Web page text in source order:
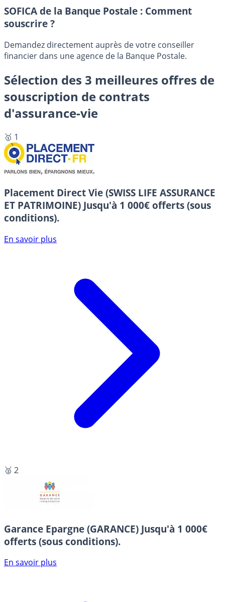
SOFICA de la Banque Postale : Comment
souscrire ?
Demandez directement auprès de votre conseiller
financier dans une agence de la Banque Postale.
Sélection des 3 meilleures offres de
souscription de contrats
d'assurance-vie
🥇 1
Placement Direct Vie (SWISS LIFE ASSURANCE
ET PATRIMOINE) Jusqu'à 1 000€ offerts (sous
conditions).
En savoir plus
🥈 2
Garance Epargne (GARANCE) Jusqu'à 1 000€
offerts (sous conditions).
En savoir plus